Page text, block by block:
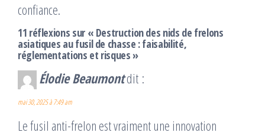
confiance.
11 réflexions sur « Destruction des nids de frelons
asiatiques au fusil de chasse : faisabilité,
réglementations et risques »
Élodie Beaumontdit :
mai 30, 2025 à 7:49 am
Le fusil anti-frelon est vraiment une innovation